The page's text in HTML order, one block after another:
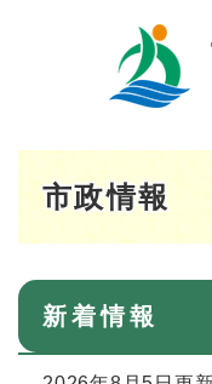
市政情報
新着情報